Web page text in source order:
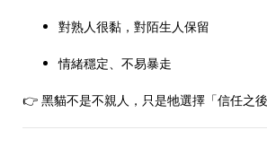
對熟人很黏，對陌生人保留
情緒穩定、不易暴走
👉 黑貓不是不親人，只是牠選擇「信任之後